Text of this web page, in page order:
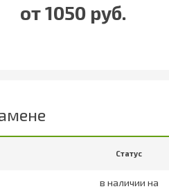
от 1050 руб.
Статус
в наличии на